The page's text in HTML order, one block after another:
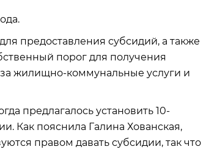
предоставления субсидий, а также
порог для получения
жилищно-коммунальные услуги и
предлагалось установить 10-
Как пояснила Галина Хованская,
правом давать субсидии, так что